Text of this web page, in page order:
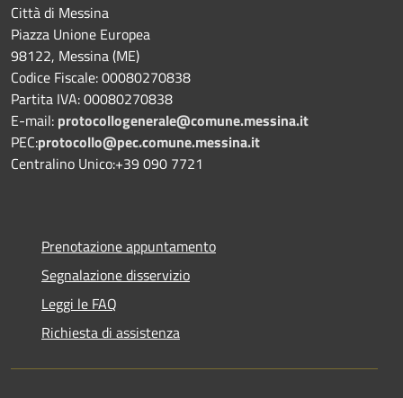
Città di Messina
Piazza Unione Europea
98122, Messina (ME)
Codice Fiscale: 00080270838
Partita IVA: 00080270838
E-mail: protocollogenerale@comune.messina.it
PEC:protocollo@pec.comune.messina.it
Centralino Unico:+39 090 7721
Prenotazione appuntamento
Segnalazione disservizio
Leggi le FAQ
Richiesta di assistenza